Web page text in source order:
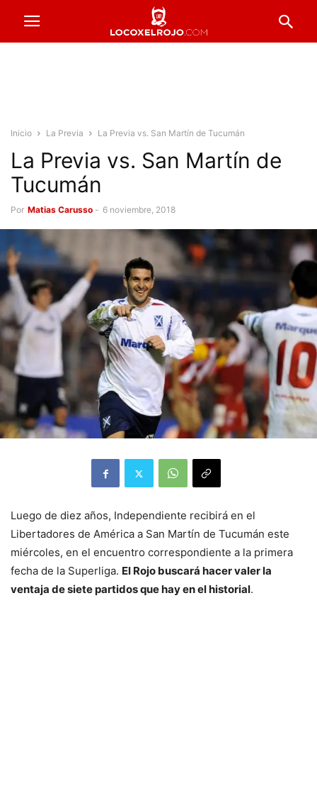
Inicio La Previa La Previa vs. San Martín de Tucumán
La Previa vs. San Martín de
Tucumán
Por Matias Carusso - 6 noviembre, 2018
Luego de diez años, Independiente recibirá en el
Libertadores de América a San Martín de Tucumán este
miércoles, en el encuentro correspondiente a la primera
fecha de la Superliga. El Rojo buscará hacer valer la
ventaja de siete partidos que hay en el historial.